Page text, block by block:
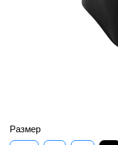
Размер